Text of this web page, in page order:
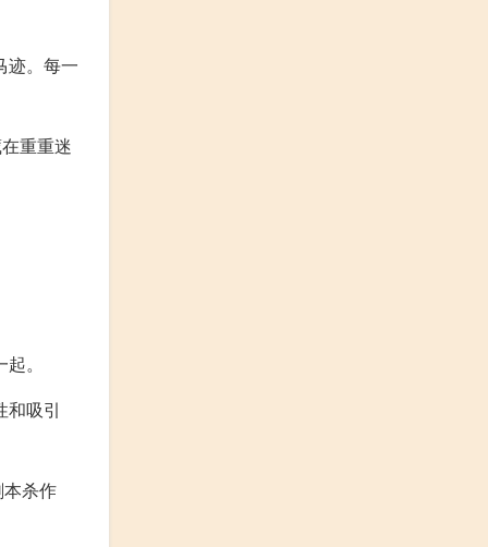
迹。每一
重重迷
。
和吸引
杀作